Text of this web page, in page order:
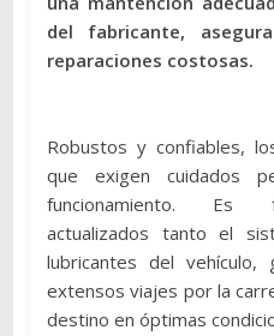
del fabricante,
reparaciones costosas.
Robustos y confiables,
que exigen cuidados
funcionamiento. Es
actualizados tanto el
lubricantes del vehículo,
extensos viajes por la
destino en óptimas